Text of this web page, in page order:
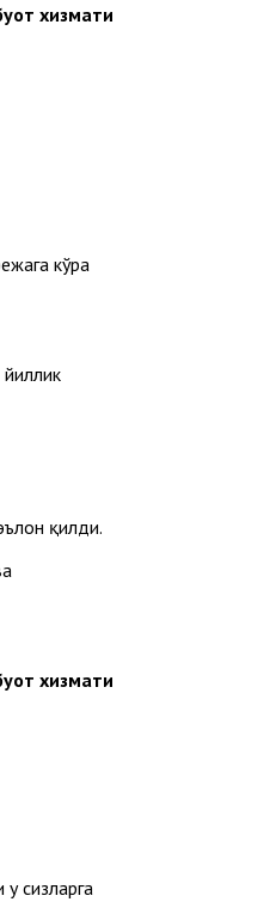
хизмати
кўра
қилди.
хизмати
сизларга